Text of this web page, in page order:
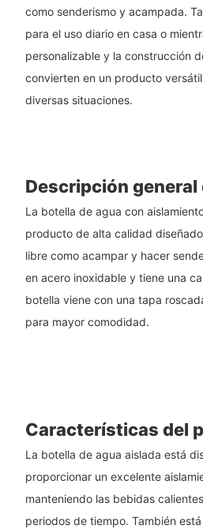
como senderismo y acampada.
para el uso diario en casa o
personalizable y la construcción
convierten en un producto
diversas situaciones.
Descripción
La botella de agua con
producto de alta calidad
libre como acampar y hacer
en acero inoxidable y tiene una
botella viene con una tapa
para mayor comodidad.
Características del
La botella de agua aislada está
proporcionar un excelente
manteniendo las bebidas
periodos de tiempo. También